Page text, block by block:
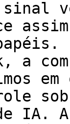
sinal
a
em
IA.